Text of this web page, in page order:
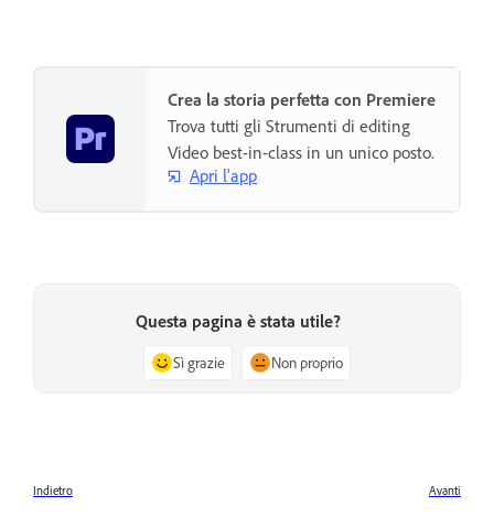
Crea la storia perfetta con Premiere
Trova tutti gli Strumenti di editing
Video best-in-class in un unico posto.
Apri l'app
Questa pagina è stata utile?
Sì grazie Non proprio
Indietro Avanti